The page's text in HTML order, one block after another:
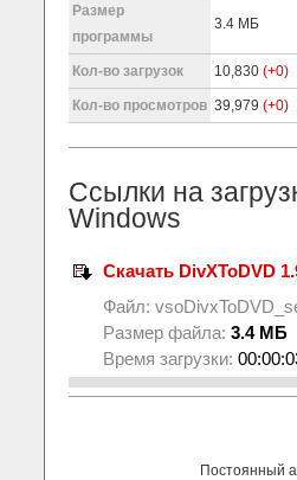
Размер
программы
3.4 МБ
Кол-во загрузок 10,830 (+0)
Кол-во просмотров 39,979 (+0)
Ссылки на
Windows
Скачать DivXToDVD
Файл:
Размер файла: 3.4 МБ
Время загрузки:
Постоянный